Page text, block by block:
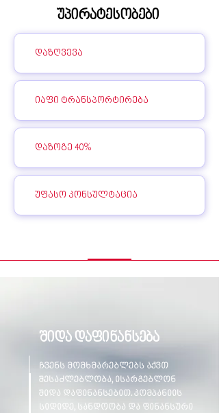
უპირატესობები
დაზღვევა
იაფი ტრანსპორტირება
დაზოგე 40%
უფასო კონსულტაცია
შიდა დაფინანსება
ჩვენს მომხმარებლებს აქვთ
შესაძლებლობა, ისარგებლონ
შიდა დაფინანსებით. კომპანიის
სიდიდე, სანდოობა და ფინანსური